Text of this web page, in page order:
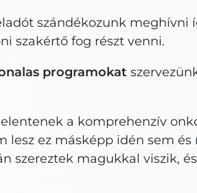
szándékozunk
szakértő fog részt venni.
programokat
a komprehenzív
ez másképp idén sem
szereztek magukkal viszik,